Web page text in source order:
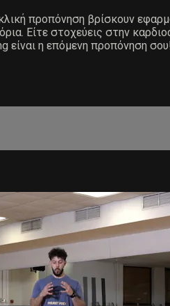
προπόνηση βρίσκουν
Είτε στοχεύεις στην
είναι η επόμενη προπόνηση